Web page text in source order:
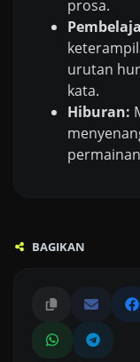
prosa.
urutan
kata.
Hiburan:
BAGIKAN